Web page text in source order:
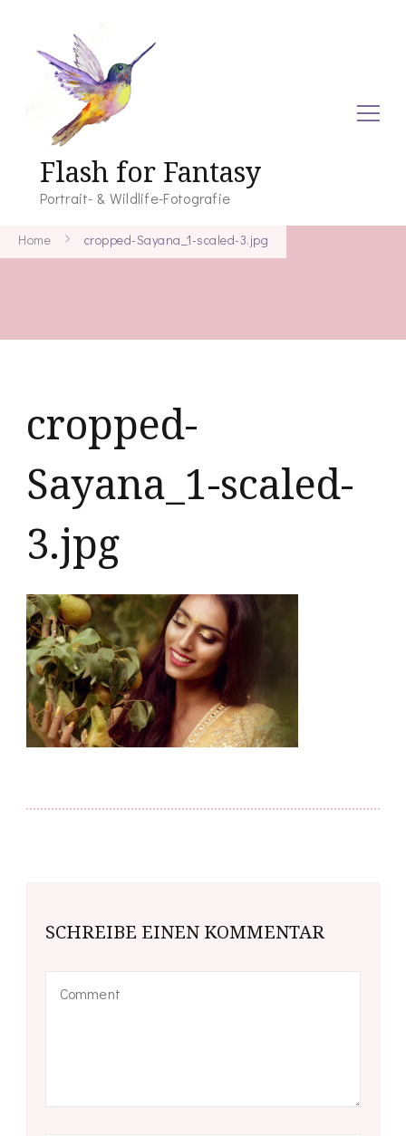
Flash for Fantasy
Portrait- & Wildlife-Fotografie
Home cropped-Sayana_1-scaled-3.jpg
cropped-
Sayana_1-scaled-
3.jpg
SCHREIBE EINEN KOMMENTAR